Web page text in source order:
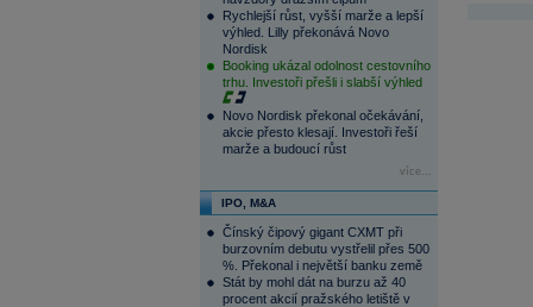
Rychlejší růst, vyšší marže a lepší
výhled. Lilly překonává Novo
Nordisk
Booking ukázal odolnost cestovního
trhu. Investoři přešli i slabší výhled
Novo Nordisk překonal očekávání,
akcie přesto klesají. Investoři řeší
marže a budoucí růst
více...
IPO, M&A
Čínský čipový gigant CXMT při
burzovním debutu vystřelil přes 500
%. Překonal i největší banku země
Stát by mohl dát na burzu až 40
procent akcií pražského letiště v